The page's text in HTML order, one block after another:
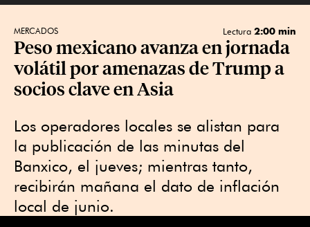
MERCADOS Lectura 2:00 min
Peso mexicano avanza en jornada
volátil por amenazas de Trump a
socios clave en Asia
Los operadores locales se alistan para
la publicación de las minutas del
Banxico, el jueves; mientras tanto,
recibirán mañana el dato de inflación
local de junio.